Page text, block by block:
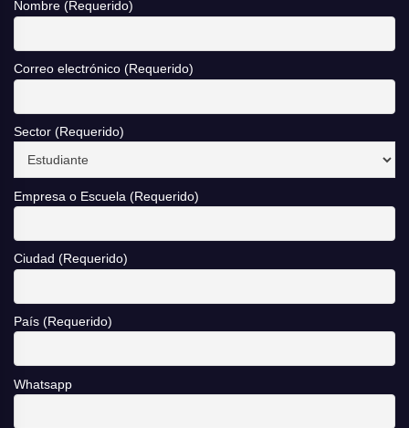
Nombre (Requerido)
Correo electrónico (Requerido)
Sector (Requerido)
Empresa o Escuela (Requerido)
Ciudad (Requerido)
País (Requerido)
Whatsapp